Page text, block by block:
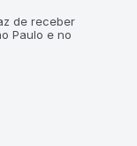
de receber
Paulo e no